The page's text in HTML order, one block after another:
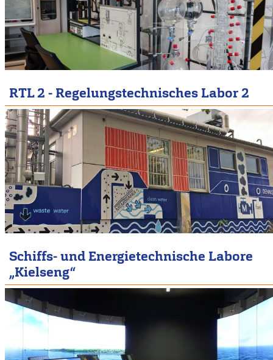
RTL 2 - Regelungstechnisches Labor 2
Schiffs- und Energietechnische Labore
„Kielseng“